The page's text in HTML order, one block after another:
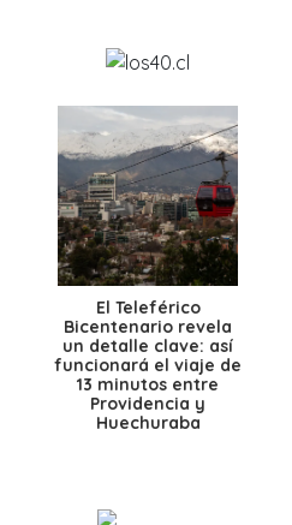
El Teleférico
Bicentenario revela
un detalle clave: así
funcionará el viaje de
13 minutos entre
Providencia y
Huechuraba